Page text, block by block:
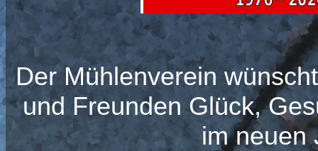
Der Mühlenverein
und Freunden Glück,
im neuen